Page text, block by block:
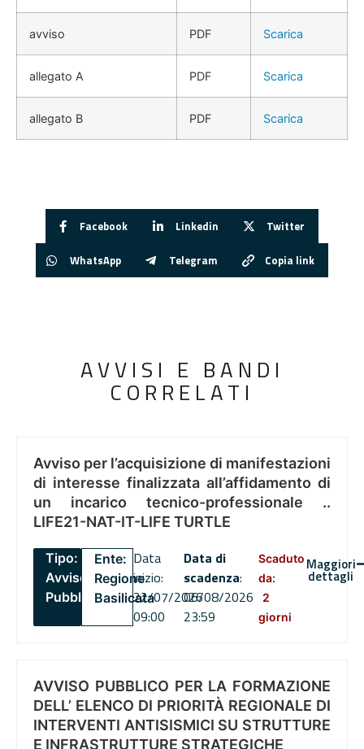
avviso PDF Scarica
allegato A PDF Scarica
allegato B PDF Scarica
Facebook Linkedin Twitter
WhatsApp Telegram Copia link
AVVISI E BANDI
CORRELATI
Avviso per l’acquisizione di manifestazioni
di interesse finalizzata all’affidamento di
un incarico tecnico-professionale ..
LIFE21-NAT-IT-LIFE TURTLE
Tipo:
Avviso
Pubblico
Ente:
Regione
Basilicata
Data
inizio:
22/07/2026
09:00
Data di
scadenza:
06/08/2026
23:59
Scaduto
da:
2
giorni
Maggiori
dettagli
AVVISO PUBBLICO PER LA FORMAZIONE
DELL’ ELENCO DI PRIORITÀ REGIONALE DI
INTERVENTI ANTISISMICI SU STRUTTURE
E INFRASTRUTTURE STRATEGICHE